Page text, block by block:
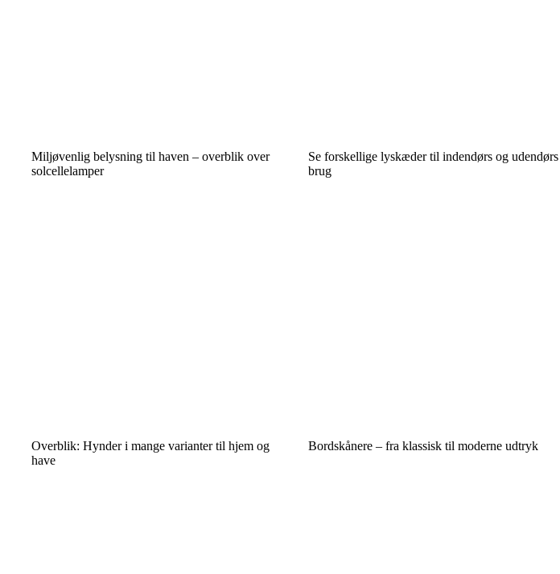
Miljøvenlig belysning til haven – overblik over
solcellelamper
Se forskellige lyskæder til indendørs og udendørs
brug
Overblik: Hynder i mange varianter til hjem og
have
Bordskånere – fra klassisk til moderne udtryk